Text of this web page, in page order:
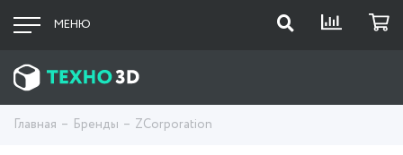
МЕНЮ
Главная Бренды ZCorporation